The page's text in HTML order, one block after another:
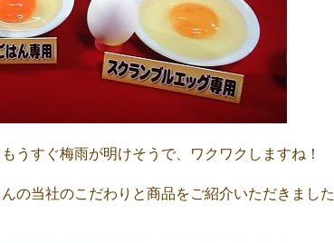
もうすぐ梅雨が明けそうで、ワクワクしますね！
の当社のこだわりと商品をご紹介いただきました